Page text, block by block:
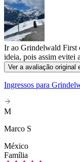
Ir ao Grindelwald First
ideia, pois assim evitei
Ver a avaliação original
Ingressos para
M
Marco S
México
Família